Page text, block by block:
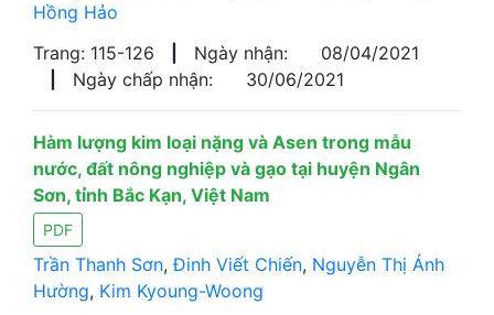
Hồng Hảo
Trang: 115-126
Ngày nhận:
08/04/2021
Ngày chấp nhận: 30/06/2021
Hàm lượng kim loại nặng và Asen trong mẫu
nước, đất nông nghiệp và gạo tại huyện Ngân
Sơn, tỉnh Bắc Kạn, Việt Nam
PDF
Trần Thanh Sơn,Đinh Viết Chiến, Nguyễn Thị Ánh
Hường, Kim Kyoung-Woong